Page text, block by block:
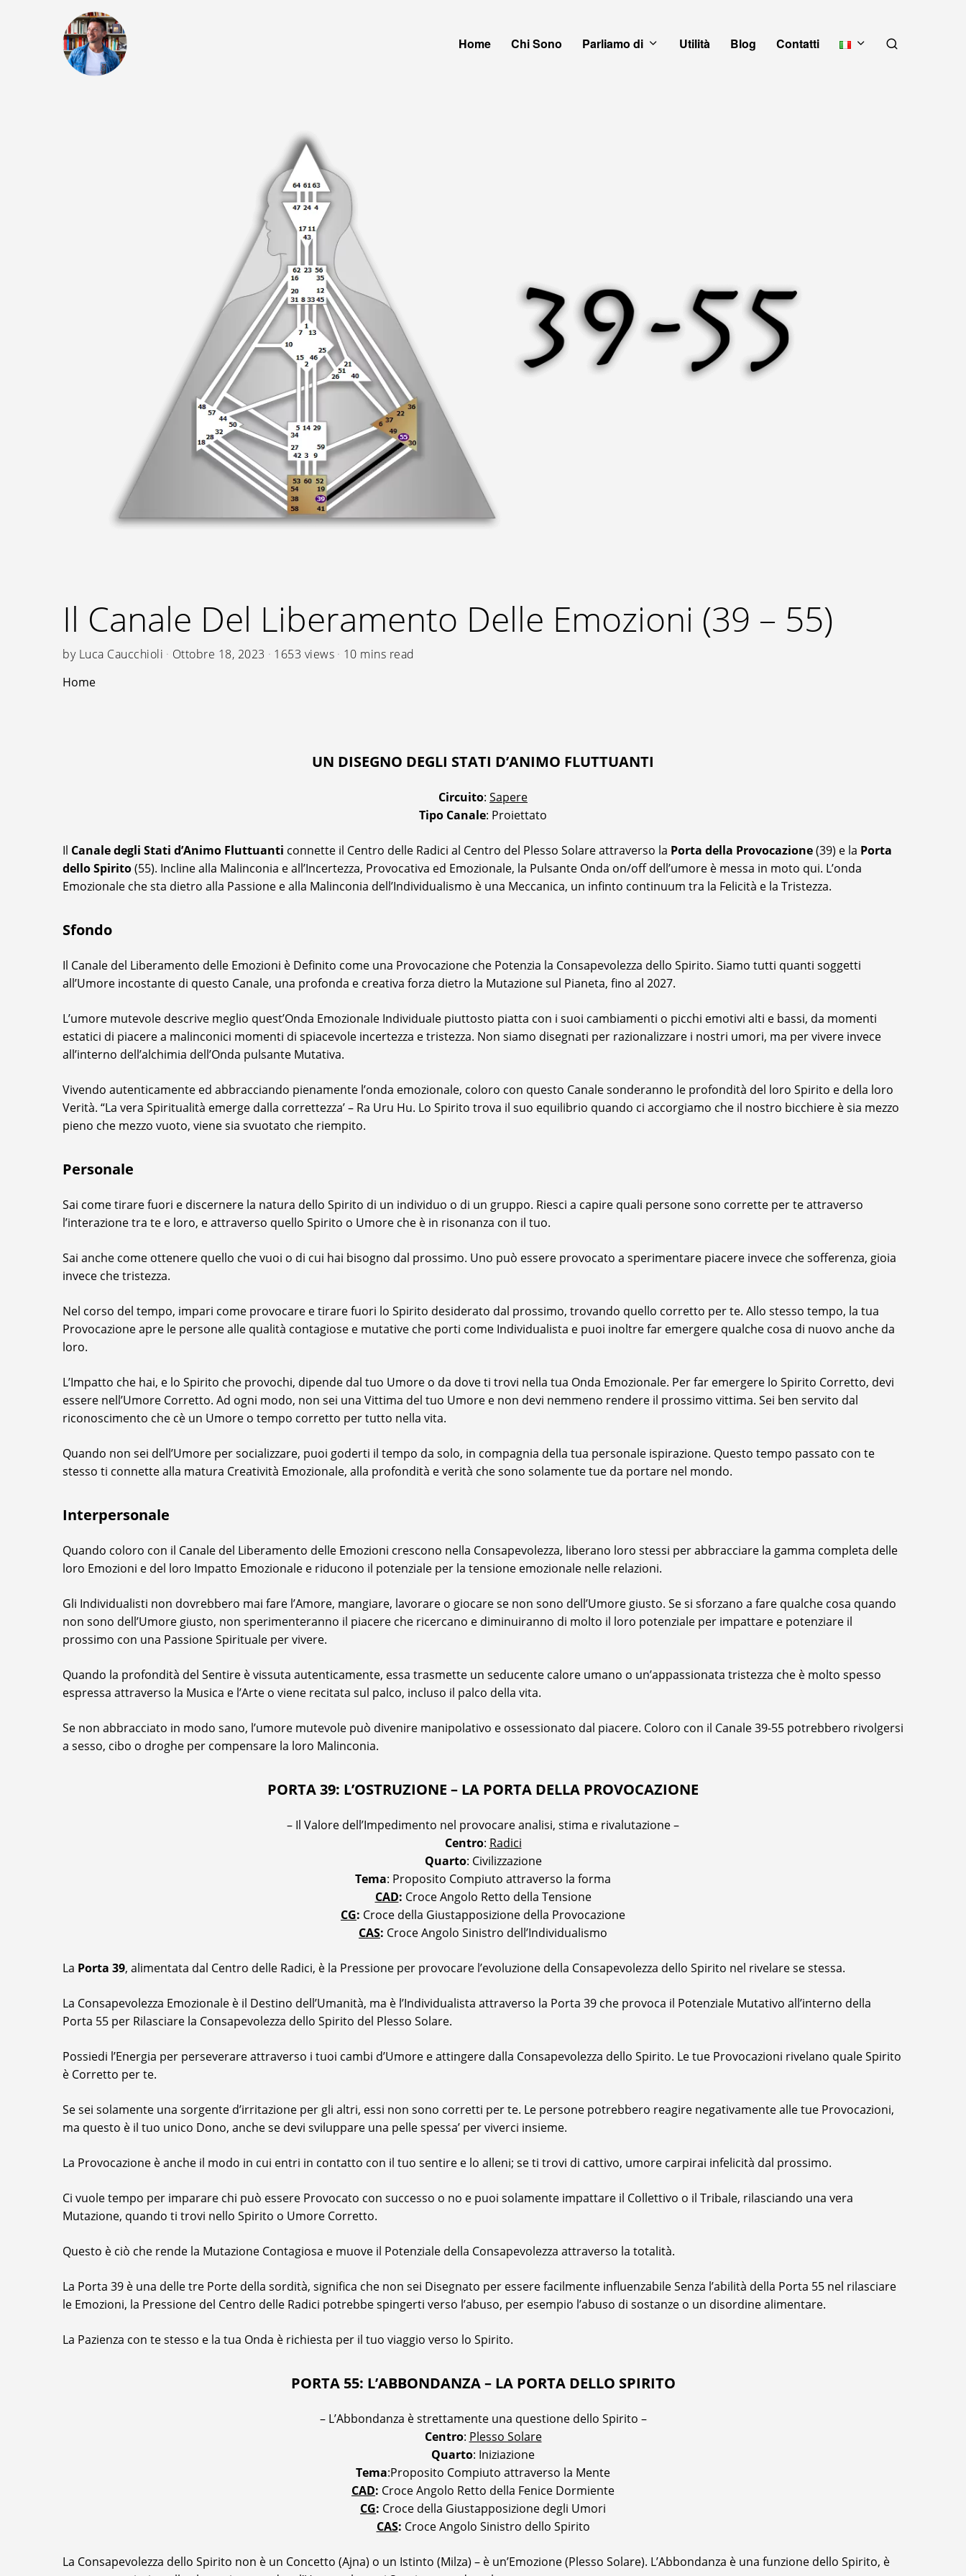
Home Chi Sono Parliamo di Utilità Blog Contatti
Il Canale Del Liberamento Delle Emozioni (39 – 55)
by Luca Caucchioli Ottobre 18, 2023 1653 views
10 mins read
Home
UN DISEGNO DEGLI STATI D’ANIMO FLUTTUANTI
Circuito: Sapere
Tipo Canale: Proiettato
Il Canale degli Stati d’Animo Fluttuanti connette il Centro delle Radici al Centro del Plesso Solare attraverso la Porta della Provocazione(39) e la Porta
dello Spirito(55). Incline alla Malinconia e all’Incertezza, Provocativa ed Emozionale, la Pulsante Onda on/off dell’umore è messa in moto qui. L’onda
Emozionale che sta dietro alla Passione e alla Malinconia dell’Individualismo è una Meccanica, un infinto continuum tra la Felicità e la Tristezza.
Sfondo
Il Canale del Liberamento delle Emozioni è Definito come una Provocazione che Potenzia la Consapevolezza dello Spirito. Siamo tutti quanti soggetti
all’Umore incostante di questo Canale, una profonda e creativa forza dietro la Mutazione sul Pianeta, fino al 2027.
L’umore mutevole descrive meglio quest’Onda Emozionale Individuale piuttosto piatta con i suoi cambiamenti o picchi emotivi alti e bassi, da momenti
estatici di piacere a malinconici momenti di spiacevole incertezza e tristezza. Non siamo disegnati per razionalizzare i nostri umori, ma per vivere invece
all’interno dell’alchimia dell’Onda pulsante Mutativa.
Vivendo autenticamente ed abbracciando pienamente l’onda emozionale, coloro con questo Canale sonderanno le profondità del loro Spirito e della loro
Verità. “La vera Spiritualità emerge dalla correttezza’ – Ra Uru Hu. Lo Spirito trova il suo equilibrio quando ci accorgiamo che il nostro bicchiere è sia mezzo
pieno che mezzo vuoto, viene sia svuotato che riempito.
Personale
Sai come tirare fuori e discernere la natura dello Spirito di un individuo o di un gruppo. Riesci a capire quali persone sono corrette per te attraverso
l’interazione tra te e loro, e attraverso quello Spirito o Umore che è in risonanza con il tuo.
Sai anche come ottenere quello che vuoi o di cui hai bisogno dal prossimo. Uno può essere provocato a sperimentare piacere invece che sofferenza, gioia
invece che tristezza.
Nel corso del tempo, impari come provocare e tirare fuori lo Spirito desiderato dal prossimo, trovando quello corretto per te. Allo stesso tempo, la tua
Provocazione apre le persone alle qualità contagiose e mutative che porti come Individualista e puoi inoltre far emergere qualche cosa di nuovo anche da
loro.
L’Impatto che hai, e lo Spirito che provochi, dipende dal tuo Umore o da dove ti trovi nella tua Onda Emozionale. Per far emergere lo Spirito Corretto, devi
essere nell’Umore Corretto. Ad ogni modo, non sei una Vittima del tuo Umore e non devi nemmeno rendere il prossimo vittima. Sei ben servito dal
riconoscimento che cè un Umore o tempo corretto per tutto nella vita.
Quando non sei dell’Umore per socializzare, puoi goderti il tempo da solo, in compagnia della tua personale ispirazione. Questo tempo passato con te
stesso ti connette alla matura Creatività Emozionale, alla profondità e verità che sono solamente tue da portare nel mondo.
Interpersonale
Quando coloro con il Canale del Liberamento delle Emozioni crescono nella Consapevolezza, liberano loro stessi per abbracciare la gamma completa delle
loro Emozioni e del loro Impatto Emozionale e riducono il potenziale per la tensione emozionale nelle relazioni.
Gli Individualisti non dovrebbero mai fare l’Amore, mangiare, lavorare o giocare se non sono dell’Umore giusto. Se si sforzano a fare qualche cosa quando
non sono dell’Umore giusto, non sperimenteranno il piacere che ricercano e diminuiranno di molto il loro potenziale per impattare e potenziare il
prossimo con una Passione Spirituale per vivere.
Quando la profondità del Sentire è vissuta autenticamente, essa trasmette un seducente calore umano o un’appassionata tristezza che è molto spesso
espressa attraverso la Musica e l’Arte o viene recitata sul palco, incluso il palco della vita.
Se non abbracciato in modo sano, l’umore mutevole può divenire manipolativo e ossessionato dal piacere. Coloro con il Canale 39-55 potrebbero rivolgersi
a sesso, cibo o droghe per compensare la loro Malinconia.
PORTA 39: L’OSTRUZIONE – LA PORTA DELLA PROVOCAZIONE
– Il Valore dell’Impedimento nel provocare analisi, stima e rivalutazione –
Centro: Radici
Quarto: Civilizzazione
Tema: Proposito Compiuto attraverso la forma
CAD: Croce Angolo Retto della Tensione
CG: Croce della Giustapposizione della Provocazione
CAS: Croce Angolo Sinistro dell’Individualismo
La Porta 39, alimentata dal Centro delle Radici, è la Pressione per provocare l’evoluzione della Consapevolezza dello Spirito nel rivelare se stessa.
La Consapevolezza Emozionale è il Destino dell’Umanità, ma è l’Individualista attraverso la Porta 39 che provoca il Potenziale Mutativo all’interno della
Porta 55 per Rilasciare la Consapevolezza dello Spirito del Plesso Solare.
Possiedi l’Energia per perseverare attraverso i tuoi cambi d’Umore e attingere dalla Consapevolezza dello Spirito. Le tue Provocazioni rivelano quale Spirito
è Corretto per te.
Se sei solamente una sorgente d’irritazione per gli altri, essi non sono corretti per te. Le persone potrebbero reagire negativamente alle tue Provocazioni,
ma questo è il tuo unico Dono, anche se devi sviluppare una pelle spessa’ per viverci insieme.
La Provocazione è anche il modo in cui entri in contatto con il tuo sentire e lo alleni; se ti trovi di cattivo, umore carpirai infelicità dal prossimo.
Ci vuole tempo per imparare chi può essere Provocato con successo o no e puoi solamente impattare il Collettivo o il Tribale, rilasciando una vera
Mutazione, quando ti trovi nello Spirito o Umore Corretto.
Questo è ciò che rende la Mutazione Contagiosa e muove il Potenziale della Consapevolezza attraverso la totalità.
La Porta 39 è una delle tre Porte della sordità, significa che non sei Disegnato per essere facilmente influenzabile Senza l’abilità della Porta 55 nel rilasciare
le Emozioni, la Pressione del Centro delle Radici potrebbe spingerti verso l’abuso, per esempio l’abuso di sostanze o un disordine alimentare.
La Pazienza con te stesso e la tua Onda è richiesta per il tuo viaggio verso lo Spirito.
PORTA 55: L’ABBONDANZA – LA PORTA DELLO SPIRITO
– L’Abbondanza è strettamente una questione dello Spirito –
Centro: Plesso Solare
Quarto: Iniziazione
Tema:Proposito Compiuto attraverso la Mente
CAD: Croce Angolo Retto della Fenice Dormiente
CG: Croce della Giustapposizione degli Umori
CAS: Croce Angolo Sinistro dello Spirito
La Consapevolezza dello Spirito non è un Concetto (Ajna) o un Istinto (Milza) – è un’Emozione (Plesso Solare). L’Abbondanza è una funzione dello Spirito, è